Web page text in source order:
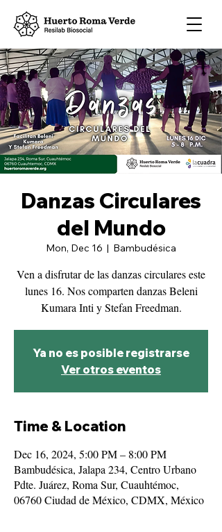
Danzas Circulares
del Mundo
Mon, Dec 16
  |
Bambudésica
Ven a disfrutar de las danzas circulares este
lunes 16. Nos comparten danzas Beleni
Kumara Inti y Stefan Freedman.
Ya no es posible registrarse
Ver otros eventos
Time & Location
Dec 16, 2024, 5:00 PM – 8:00 PM
Bambudésica, Jalapa 234, Centro Urbano
Pdte. Juárez, Roma Sur, Cuauhtémoc,
06760 Ciudad de México, CDMX, México